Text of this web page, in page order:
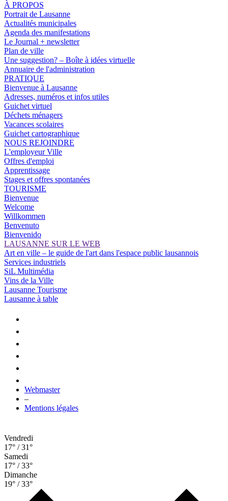
À PROPOS
Portrait de Lausanne
Actualités municipales
Agenda des manifestations
Le Journal + newsletter
Plan de ville
Une suggestion? – Boîte à idées virtuelle
Annuaire de l'administration
PRATIQUE
Bienvenue à Lausanne
Adresses, numéros et infos utiles
Guichet virtuel
Déchets ménagers
Vacances scolaires
Guichet cartographique
NOUS REJOINDRE
L'employeur Ville
Offres d'emploi
Apprentissage
Stages et offres spontanées
TOURISME
Bienvenue
Welcome
Willkommen
Benvenuto
Bienvenido
LAUSANNE SUR LE WEB
Art en ville – le guide de l'art dans l'espace public lausannois
Services industriels
SiL Multimédia
Vins de la Ville
Lausanne Tourisme
Lausanne à table
Webmaster
–
Mentions légales
Vendredi
17° / 31°
Samedi
17° / 33°
Dimanche
19° / 33°